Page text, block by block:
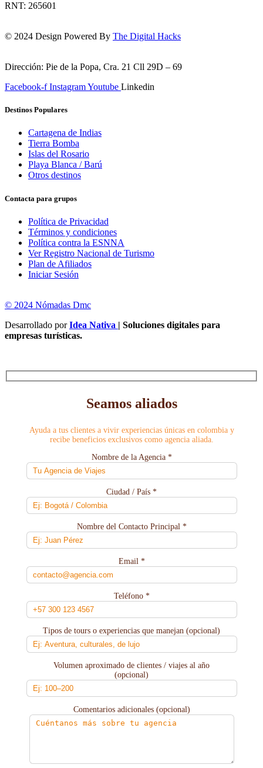
RNT: 265601
© 2024 Design Powered By The Digital Hacks
Dirección: Pie de la Popa, Cra. 21 Cll 29D – 69
Facebook-f InstagramYoutube Linkedin
Destinos Populares
Cartagena de Indias
Tierra Bomba
Islas del Rosario
Playa Blanca / Barú
Otros destinos
Contacta para grupos
Política de Privacidad
Términos y condiciones
Política contra la ESNNA
Ver Registro Nacional de Turismo
Plan de Afiliados
Iniciar Sesión
© 2024 Nómadas Dmc
Desarrollado porIdea Nativa | Soluciones digitales para
empresas turísticas.
Seamos aliados
Ayuda a tus clientes a vivir experiencias únicas en colombia y
recibe beneficios exclusivos como agencia aliada.
Nombre de la Agencia *
Ciudad / País *
Nombre del Contacto Principal *
Email *
Teléfono *
Tipos de tours o experiencias que manejan (opcional)
Volumen aproximado de clientes / viajes al año
(opcional)
Comentarios adicionales (opcional)